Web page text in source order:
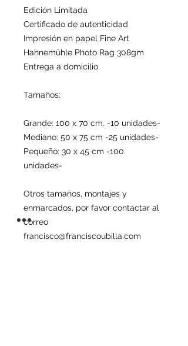
Edición Limitada
Certificado de autenticidad
Impresión en papel Fine Art
Hahnemühle Photo Rag 308gm
Entrega a domicilio
Tamaños:
Grande: 100 x 70 cm. -10 unidades-
Mediano: 50 x 75 cm -25 unidades-
Pequeño: 30 x 45 cm -100
unidades-
Otros tamaños, montajes y
enmarcados, por favor contactar al
correo
francisco@franciscoubilla.com